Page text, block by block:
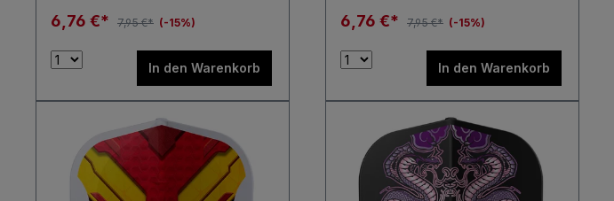
6,76 €*
7,95 €* (-15%)
In den Warenkorb
6,76 €* 7,95 €* (-15%)
In den Warenkorb